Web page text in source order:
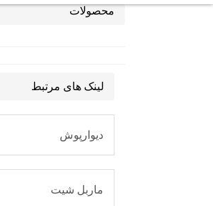
محصولات
لینک های مرتبط
دیوارپوش
ماربل شیت